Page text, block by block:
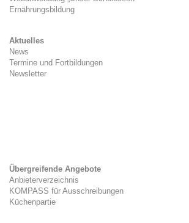
Ernährungsbildung
Aktuelles
News
Termine und Fortbildungen
Newsletter
Übergreifende Angebote
Anbieterverzeichnis
KOMPASS für Ausschreibungen
Küchenpartie